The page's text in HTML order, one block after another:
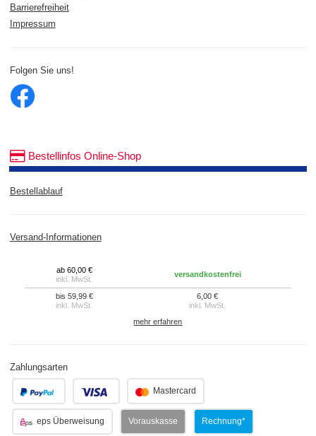
Barrierefreiheit
Impressum
Folgen Sie uns!
Bestellinfos Online-Shop
Bestellablauf
Versand-Informationen
ab 60,00 €
inkl. MwSt.
versandkostenfrei
bis 59,99 €
inkl. MwSt.
6,00 €
inkl. MwSt.
mehr erfahren
Zahlungsarten
Mastercard
eps Überweisung Vorauskasse Rechnung*